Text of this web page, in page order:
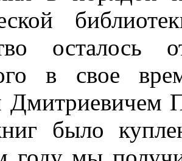
в свое
Дмитриеви­чем
было